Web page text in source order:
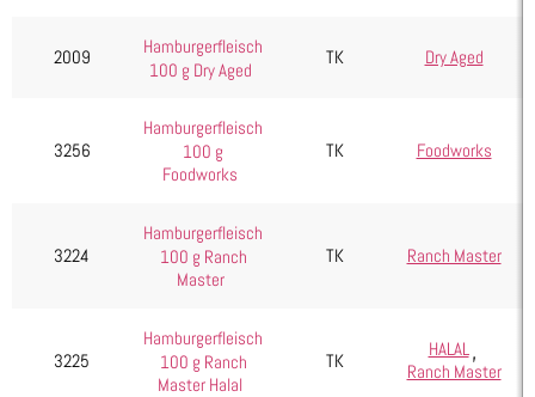
Wurst & Schinken
2009
Hamburgerfleisch
100 g Dry Aged
TK Dry Aged
3256
Hamburgerfleisch
100 g
Foodworks
TK Foodworks
3224
Hamburgerfleisch
100 g Ranch
Master
TK Ranch Master
3225
Hamburgerfleisch
100 g Ranch
Master Halal
TK
HALAL,
Ranch Master